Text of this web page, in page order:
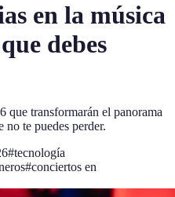
en la música
debes
que transformarán el panorama
te puedes perder.
#tecnología
#conciertos en